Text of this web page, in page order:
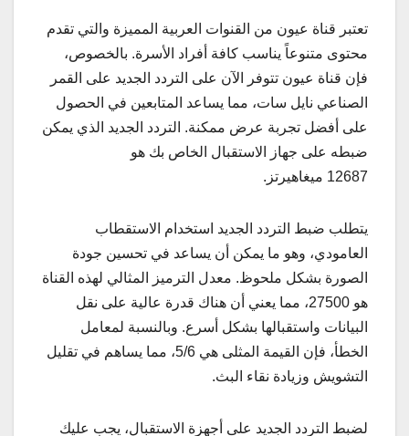
تعتبر قناة عيون من القنوات العربية المميزة والتي تقدم
محتوى متنوعاً يناسب كافة أفراد الأسرة. بالخصوص،
فإن قناة عيون تتوفر الآن على التردد الجديد على القمر
الصناعي نايل سات، مما يساعد المتابعين في الحصول
على أفضل تجربة عرض ممكنة. التردد الجديد الذي يمكن
ضبطه على جهاز الاستقبال الخاص بك هو
12687 ميغاهيرتز.
يتطلب ضبط التردد الجديد استخدام الاستقطاب
العامودي، وهو ما يمكن أن يساعد في تحسين جودة
الصورة بشكل ملحوظ. معدل الترميز المثالي لهذه القناة
هو 27500، مما يعني أن هناك قدرة عالية على نقل
البيانات واستقبالها بشكل أسرع. وبالنسبة لمعامل
الخطأ، فإن القيمة المثلى هي 5/6، مما يساهم في تقليل
التشويش وزيادة نقاء البث.
لضبط التردد الجديد على أجهزة الاستقبال، يجب عليك